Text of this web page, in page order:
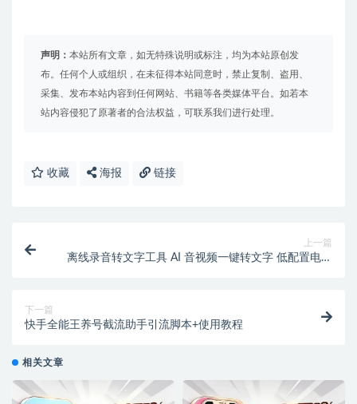
声明： 本站所有文章，如无特殊说明或标注，均为本站原创发
布。任何个人或组织，在未征得本站同意时，禁止复制、盗用、
采集、发布本站内容到任何网站、书籍等各类媒体平台。如若本
站内容侵犯了原著者的合法权益，可联系我们进行处理。
收藏 海报 链接
上一篇
离线录音转文字工具 AI 音视频一键转文字 低配置电脑
下一篇
快手全能王养号截流助手引流脚本+使用教程
相关文章